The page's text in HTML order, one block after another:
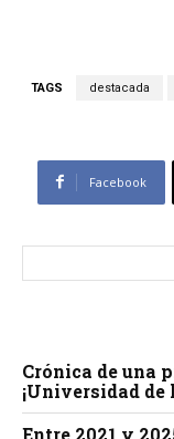
TAGS destacada
Facebook
Crónica de una
¡Universidad
Entre 2021 y